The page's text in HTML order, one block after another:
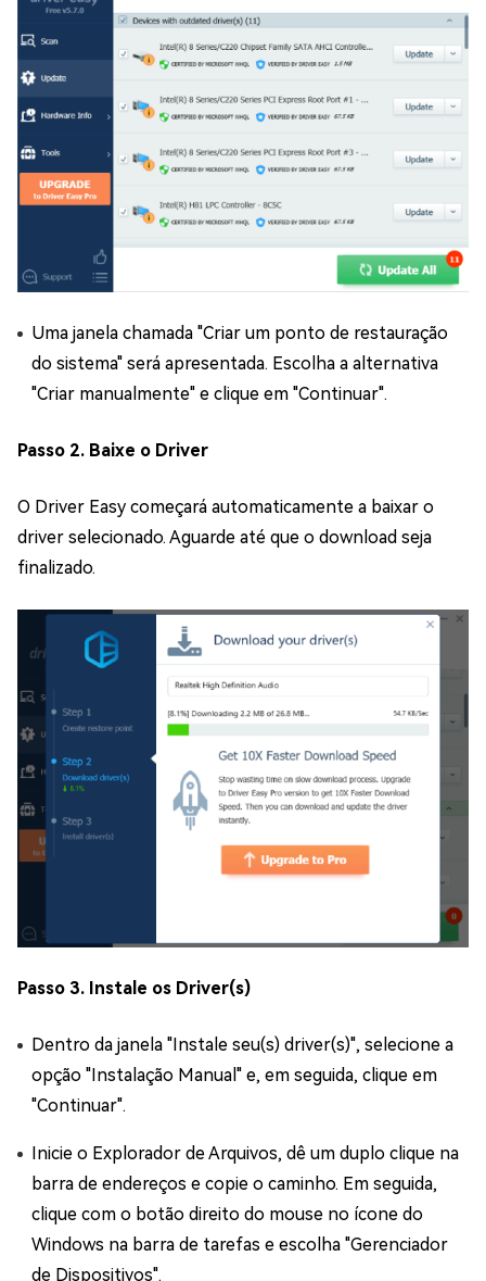
Uma janela chamada "Criar um ponto de restauração
do sistema" será apresentada. Escolha a alternativa
"Criar manualmente" e clique em "Continuar".
Passo 2. Baixe o Driver
O Driver Easy começará automaticamente a baixar o
driver selecionado. Aguarde até que o download seja
finalizado.
Passo 3. Instale os Driver(s)
Dentro da janela "Instale seu(s) driver(s)", selecione a
opção "Instalação Manual" e, em seguida, clique em
"Continuar".
Inicie o Explorador de Arquivos, dê um duplo clique na
barra de endereços e copie o caminho. Em seguida,
clique com o botão direito do mouse no ícone do
Windows na barra de tarefas e escolha "Gerenciador
de Dispositivos".